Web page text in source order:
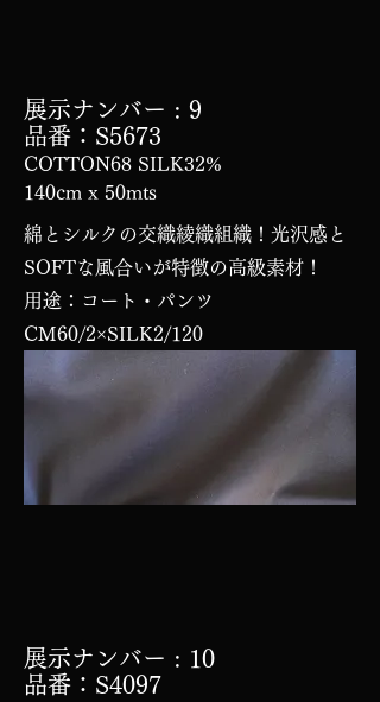
展示ナンバー : 9
品番：S5673
COTTON68 SILK32%
140cm x 50mts
綿とシルクの交織綾織組織！光沢感と
SOFTな風合いが特徴の高級素材！
用途：コート・パンツ
CM60/2×SILK2/120
展示ナンバー : 10
品番：S4097